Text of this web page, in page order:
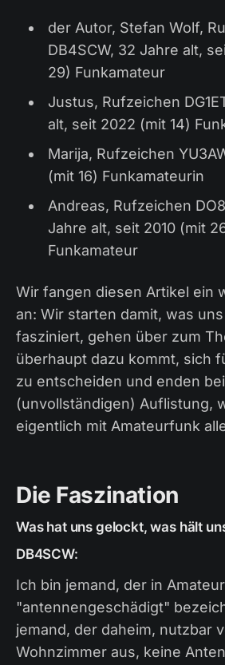
der Autor, Stefan Wolf,
DB4SCW, 32 Jahre alt,
29) Funkamateur
Justus, Rufzeichen
alt, seit 2022 (mit 14)
Marija, Rufzeichen
(mit 16) Funkamateurin
Andreas, Rufzeichen
Jahre alt, seit 2010 (mit
Funkamateur
Wir fangen diesen Artikel ein
an: Wir starten damit, was
fasziniert, gehen über zum
überhaupt dazu kommt, sich
zu entscheiden und enden
(unvollständigen) Auflistung,
eigentlich mit Amateurfunk
Die Faszination
Was hat uns gelockt, was hält
DB4SCW:
Ich bin jemand, der in
"antennengeschädigt"
jemand, der daheim, nutzbar
Wohnzimmer aus, keine